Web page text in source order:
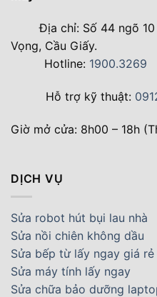
Địa chỉ: Số 44 ngõ
Vọng, Cầu Giấy.
Hotline: 1900.3269
Hỗ trợ kỹ thuật:
Giờ mở cửa: 8h00 – 18h
DỊCH VỤ
Sửa robot hút bụi lau nhà
Sửa nồi chiên không dầu
Sửa bếp từ lấy ngay giá rẻ
Sửa máy tính lấy ngay
Sửa chữa bảo dưỡng